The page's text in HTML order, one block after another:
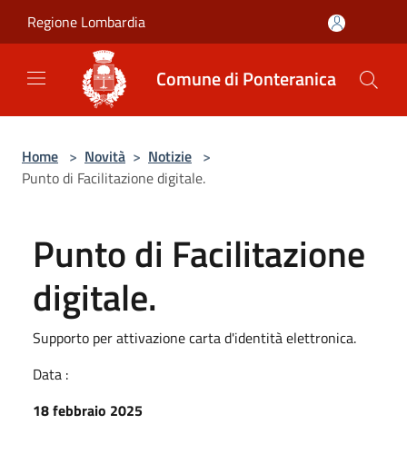
Regione Lombardia
Comune di Ponteranica
Home > Novità > Notizie >
Punto di Facilitazione digitale.
Punto di Facilitazione
digitale.
Supporto per attivazione carta d'identità elettronica.
Data :
18 febbraio 2025